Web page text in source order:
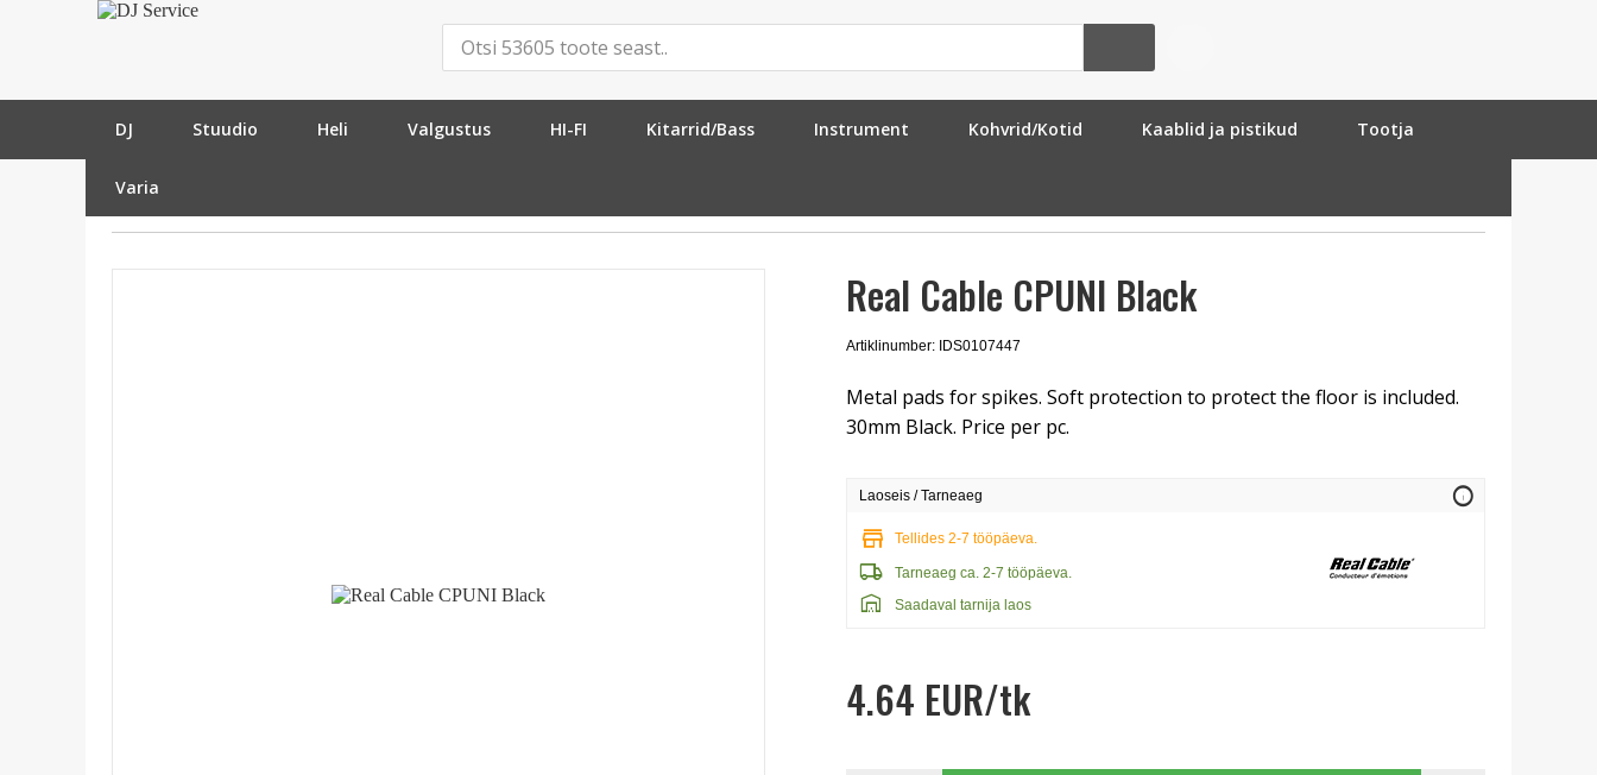
DJ Stuudio Heli Valgustus HI-FI Kitarrid/Bass Instrument Kohvrid/Kotid Kaablid ja pistikud Tootja
Varia
Real Cable CPUNI Black
Artiklinumber: IDS0107447
Metal pads for spikes. Soft protection to protect the floor is included.
30mm Black. Price per pc.
Laoseis / Tarneaeg info
store Tellides 2-7 tööpäeva.
local_shipping Tarneaeg ca. 2-7 tööpäeva.
warehouse Saadaval tarnija laos
4.64 EUR/tk